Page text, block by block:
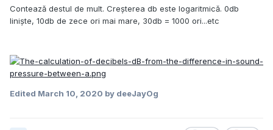
Contează destul de mult. Creșterea db este logaritmică. 0db
liniște, 10db de zece ori mai mare, 30db = 1000 ori...etc
Edited March 10, 2020 by deeJayOg